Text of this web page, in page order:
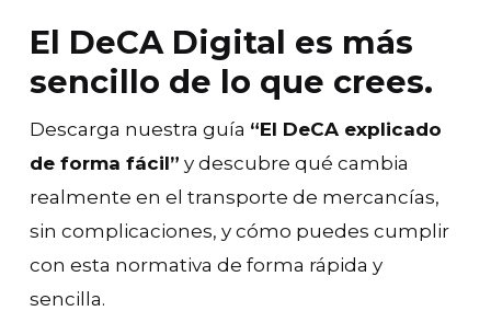
El DeCA Digital es más
sencillo de lo que crees.
Descarga nuestra guía “El DeCA explicado
de forma fácil” y descubre qué cambia
realmente en el transporte de mercancías,
sin complicaciones, y cómo puedes cumplir
con esta normativa de forma rápida y
sencilla.